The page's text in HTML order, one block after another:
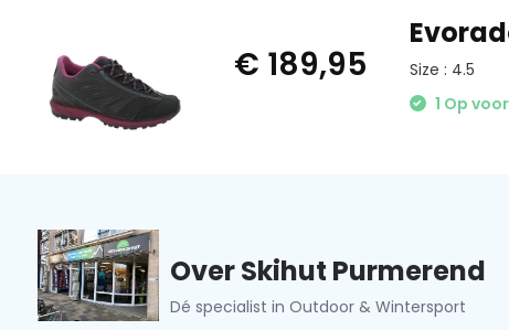
€ 189,95
Size : 4.5
1 Op
Over Skihut Purmerend
Dé specialist in Outdoor & Wintersport